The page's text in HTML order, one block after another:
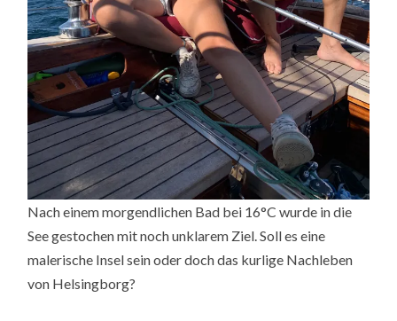
Nach einem morgendlichen Bad bei 16°C wurde in die
See gestochen mit noch unklarem Ziel. Soll es eine
malerische Insel sein oder doch das kurlige Nachleben
von Helsingborg?